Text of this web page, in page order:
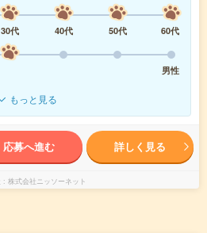
30代 40代 50代
60代
男性
もっと見る
応募へ進む 詳しく見る
株式会社ニッソーネット